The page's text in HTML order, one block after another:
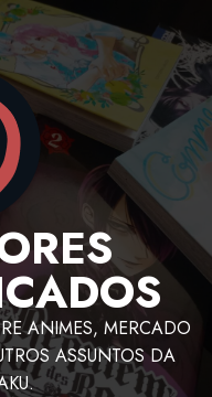
ANIMES, MERCADO
ASSUNTOS DA